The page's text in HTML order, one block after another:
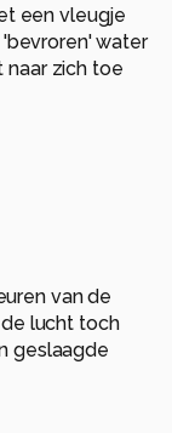
een vleugje
water
naar zich toe
van de
lucht toch
geslaagde